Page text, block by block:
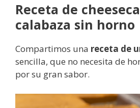
Receta de
calabaza sin horno
Compartimos una receta de
sencilla, que no necesita de
por su gran sabor.